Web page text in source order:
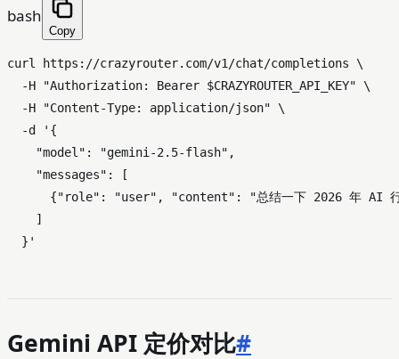
bash
Copy
curl https://crazyrouter.com/v1/chat/completions \
  -H
"Authorization: Bearer $CRAZYROUTER_API_KEY" \
  -H
"Content-Type: application/json" \
  -d
'{
    "model": "gemini-2.5-flash",
    "messages": [
{"role": "user", "content": "总结一下 2026 年 AI
    ]
  }'
Gemini API 定价对比#